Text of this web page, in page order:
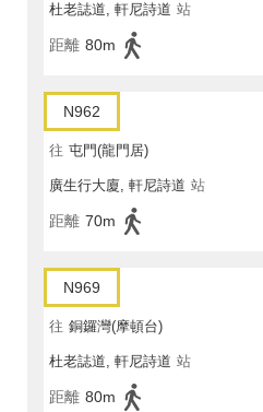
杜老誌道, 軒尼詩道 站
距離 80m
N962
往 屯門(龍門居)
廣生行大廈, 軒尼詩道 站
距離 70m
N969
往 銅鑼灣(摩頓台)
杜老誌道, 軒尼詩道 站
距離 80m